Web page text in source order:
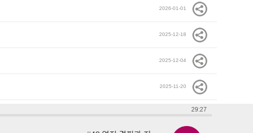
29:27
2026-01-01
2025-12-18
2025-12-04
2025-11-20